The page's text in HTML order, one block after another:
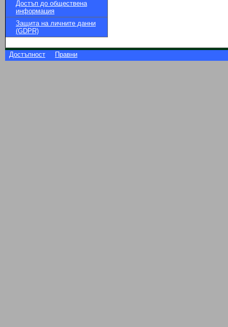
Достъп до обществена
информация
Защита на личните данни
(GDPR)
Достъпност Правни